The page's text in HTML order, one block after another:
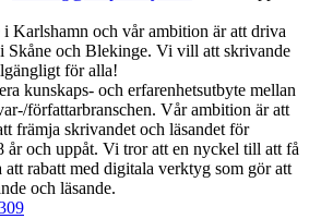
i Karlshamn och vår ambition är att driva
Skåne och Blekinge. Vi vill att skrivande
för alla!
kunskaps- och erfarenhetsutbyte mellan
författarbranschen. Vår ambition är att
främja skrivandet och läsandet för
år och uppåt. Vi tror att en nyckel till att få
rabatt med digitala verktyg som gör att
och läsande.